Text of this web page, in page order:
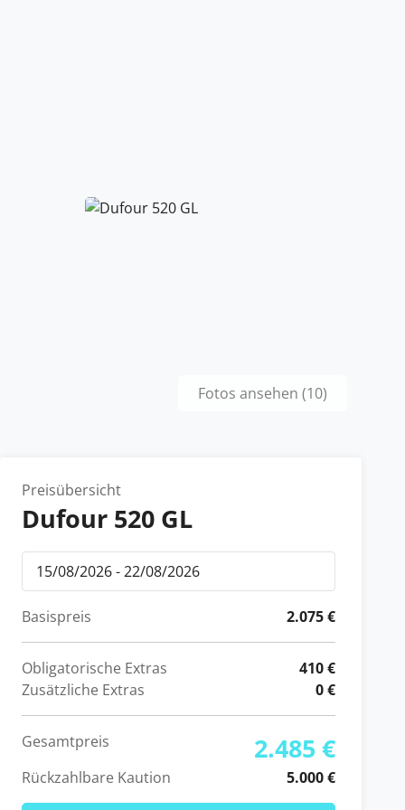
Fotos ansehen (10)
Preisübersicht
Dufour 520 GL
Basispreis 2.075 €
Obligatorische Extras
410 €
Zusätzliche Extras
0 €
Gesamtpreis 2.485 €
Rückzahlbare Kaution 5.000 €